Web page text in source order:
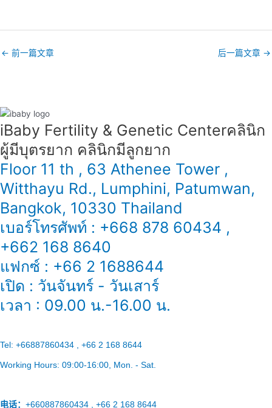
← 前一篇文章 后一篇文章 →
iBaby Fertility & Genetic Center​ คลินิก
ผู้มีบุตรยาก คลินิกมีลูกยาก
Floor 11 th , 63 Athenee Tower ,
Witthayu Rd., Lumphini, Patumwan,
Bangkok, 10330 Thailand
เบอร์โทรศัพท์ : +668 878 60434 ,
+662 168 8640
แฟกซ์ : +66 2 1688644
เปิด : วันจันทร์ - วันเสาร์
เวลา : 09.00 น.-16.00 น.
Tel: +66887860434 , +66 2 168 8644
Working Hours: 09:00-16:00, Mon. - Sat.
电话： +660887860434 , +66 2 168 8644